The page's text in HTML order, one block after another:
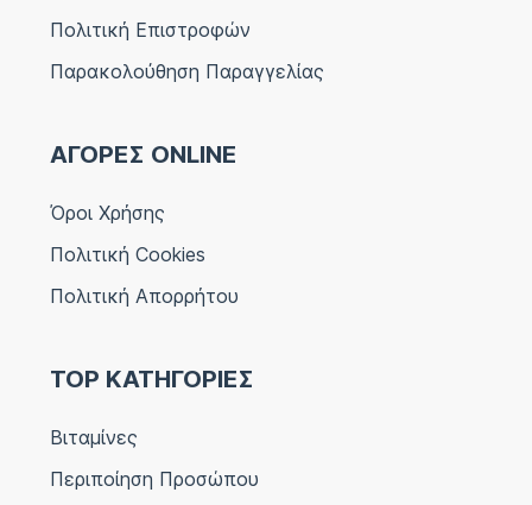
Πολιτική Επιστροφών
Παρακολούθηση Παραγγελίας
ΑΓΟΡΕΣ ONLINE
Όροι Χρήσης
Πολιτική Cookies
Πολιτική Απορρήτου
TOP ΚΑΤΗΓΟΡΙΕΣ
Βιταμίνες
Περιποίηση Προσώπου